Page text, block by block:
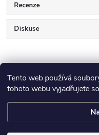
Tento web používá
tohoto webu vyjadřujete
Recenze
Diskuse
Z